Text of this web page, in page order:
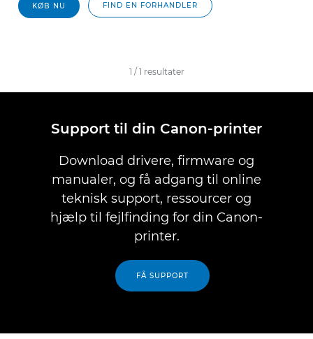
KØB NU FIND EN FORHANDLER
1 / 1 resultater
Support til din Canon-printer
Download drivere, firmware og
manualer, og få adgang til online
teknisk support, ressourcer og
hjælp til fejlfinding for din Canon-
printer.
FÅ SUPPORT